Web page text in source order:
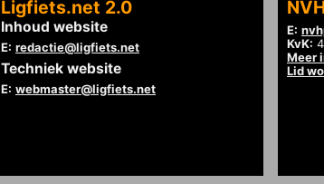
Ligfiets.net 2.0
Inhoud website
E: redactie@ligfiets.net
Techniek website
E: webmaster@ligfiets.net
E:
KvK:
Meer
Lid